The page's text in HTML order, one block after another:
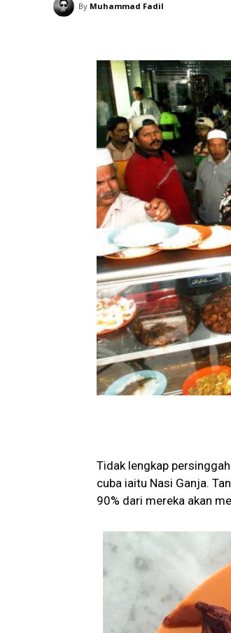
By Muhammad Fadil
Tidak lengkap
cuba iaitu Nasi Ganja.
90% dari mereka akan